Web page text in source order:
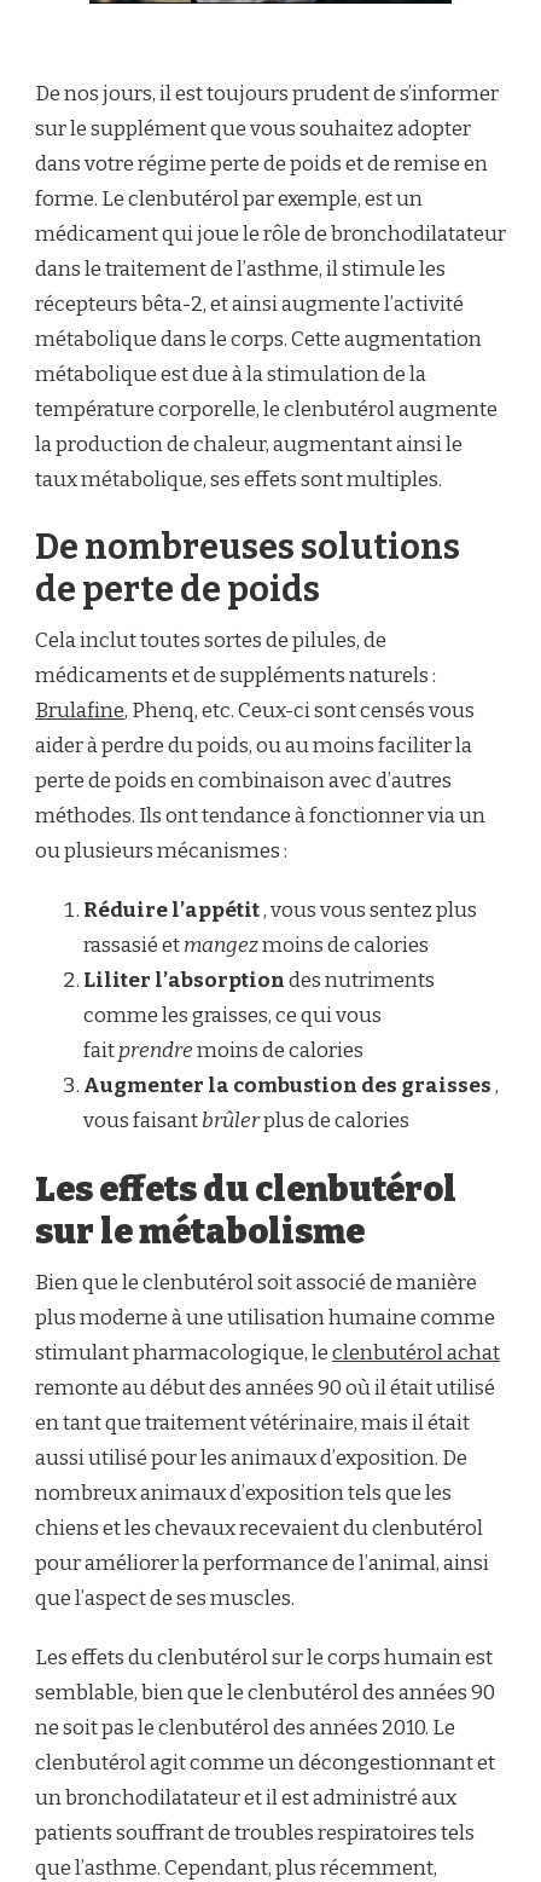
De nos jours, il est toujours prudent de s’informer
sur le supplément que vous souhaitez adopter
dans votre régime perte de poids et de remise en
forme. Le clenbutérol par exemple, est un
médicament qui joue le rôle de bronchodilatateur
dans le traitement de l’asthme, il stimule les
récepteurs bêta-2, et ainsi augmente l’activité
métabolique dans le corps. Cette augmentation
métabolique est due à la stimulation de la
température corporelle, le clenbutérol augmente
la production de chaleur, augmentant ainsi le
taux métabolique, ses effets sont multiples.
De nombreuses solutions
de perte de poids
Cela inclut toutes sortes de pilules, de
médicaments et de suppléments naturels :
Brulafine, Phenq, etc. Ceux-ci sont censés vous
aider à perdre du poids, ou au moins faciliter la
perte de poids en combinaison avec d’autres
méthodes. Ils ont tendance à fonctionner via un
ou plusieurs mécanismes :
Réduire l’appétit, vous vous sentez plus
rassasié etmangezmoins de calories
Liliter l’absorptiondes nutriments
comme les graisses, ce qui vous
faitprendremoins de calories
Augmenter la combustion des graisses,
vous faisantbrûlerplus de calories
Les effets du clenbutérol
sur le métabolisme
Bien que le clenbutérol soit associé de manière
plus moderne à une utilisation humaine comme
stimulant pharmacologique, leclenbutérol achat
remonte au début des années 90 où il était utilisé
en tant que traitement vétérinaire, mais il était
aussi utilisé pour les animaux d’exposition. De
nombreux animaux d’exposition tels que les
chiens et les chevaux recevaient du clenbutérol
pour améliorer la performance de l’animal, ainsi
que l’aspect de ses muscles.
Les effets du clenbutérol sur le corps humain est
semblable, bien que le clenbutérol des années 90
ne soit pas le clenbutérol des années 2010. Le
clenbutérol agit comme un décongestionnant et
un bronchodilatateur et il est administré aux
patients souffrant de troubles respiratoires tels
que l’asthme. Cependant, plus récemment,